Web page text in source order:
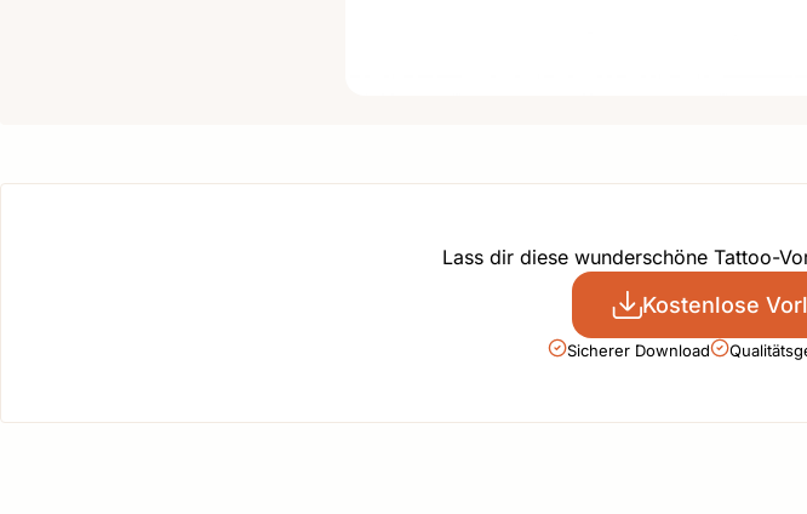
Lass dir diese wunderschöne Tattoo-
Kostenlose
Sicherer Download